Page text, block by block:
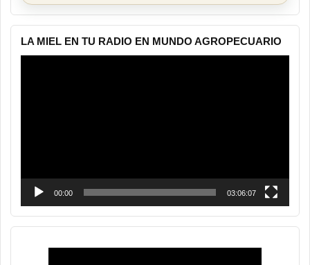
LA MIEL EN TU RADIO EN MUNDO AGROPECUARIO
00:00 03:06:07